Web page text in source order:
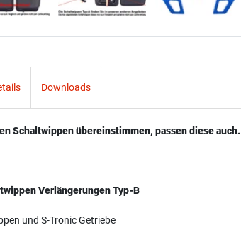
Downloads
Schaltwippen übereinstimmen, passen diese auch.
Verlängerungen Typ-B
und S-Tronic Getriebe